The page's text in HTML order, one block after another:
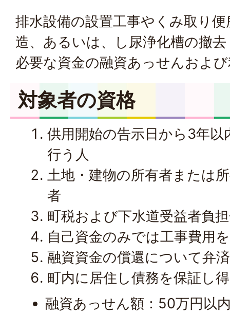
排水設備の設置工事やくみ取り
造、あるいは、し尿浄化槽の撤
必要な資金の融資あっせんおよ
対象者の資格
供用開始の告示日から3年以
行う人
土地・建物の所有者または
者
町税および下水道受益者負
自己資金のみでは工事費用
融資資金の償還について弁
町内に居住し債務を保証し
融資あっせん額：50万円以